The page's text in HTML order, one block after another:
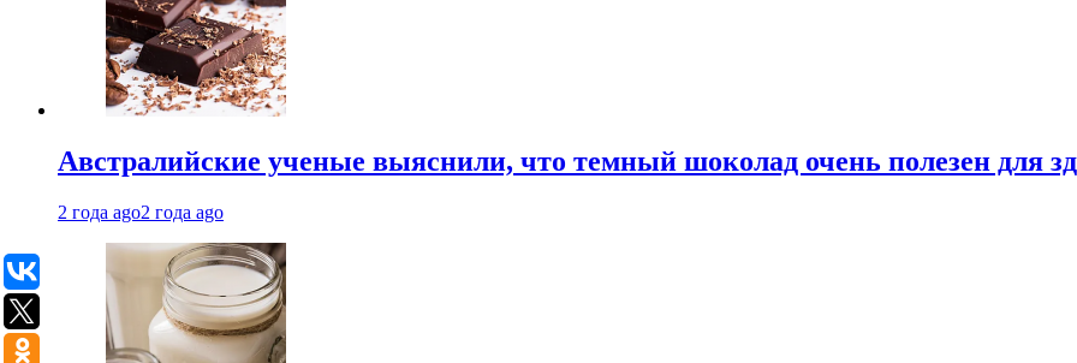
Австралийские ученые выяснили, что темный шоколад очень полезен для
2 года ago2 года ago